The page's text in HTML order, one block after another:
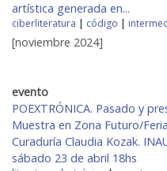
artística generada en...
ciberliteratura | código |
[noviembre 2024]
evento
POEXTRÓNICA. Pasado y
Muestra en Zona Futuro/
Curaduría Claudia Kozak.
sábado 23 de abril 18hs